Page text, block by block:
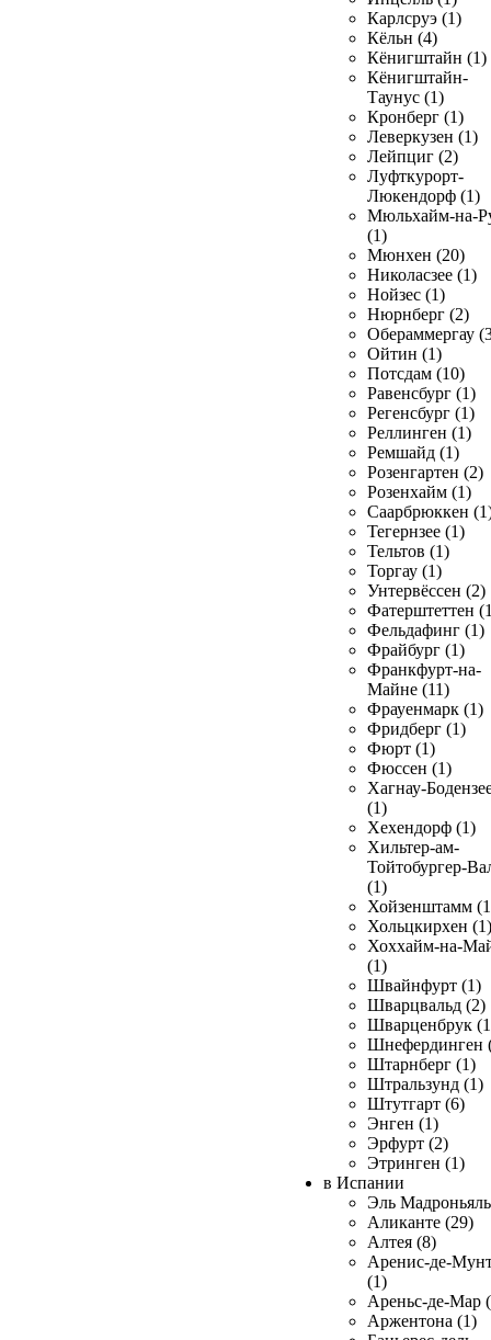
Карлсруэ (1)
Кёльн (4)
Кёнигштайн (1)
Кёнигштайн-
Таунус (1)
Кронберг (1)
Леверкузен (1)
Лейпциг (2)
Луфткурорт-
Люкендорф (1)
Мюльхайм-на-
(1)
Мюнхен (20)
Николасзее (1)
Нойзес (1)
Нюрнберг (2)
Обераммергау
Ойтин (1)
Потсдам (10)
Равенсбург (1)
Регенсбург (1)
Реллинген (1)
Ремшайд (1)
Розенгартен (2)
Розенхайм (1)
Саарбрюккен
Тегернзее (1)
Тельтов (1)
Торгау (1)
Унтервёссен (2)
Фатерштеттен
Фельдафинг (1)
Фрайбург (1)
Франкфурт-на-
Майне (11)
Фрауенмарк (1)
Фридберг (1)
Фюрт (1)
Фюссен (1)
Хагнау-
(1)
Хехендорф (1)
Хильтер-ам-
Тойтобургер-
(1)
Хойзенштамм
Хольцкирхен (1)
Хоххайм-на-
(1)
Швайнфурт (1)
Шварцвальд (2)
Шварценбрук
Шнефердинген
Штарнберг (1)
Штральзунд (1)
Штутгарт (6)
Энген (1)
Эрфурт (2)
Этринген (1)
в Испании
Эль
Аликанте (29)
Алтея (8)
Аренис-де-
(1)
Ареньс-де-Мар
Аржентона (1)